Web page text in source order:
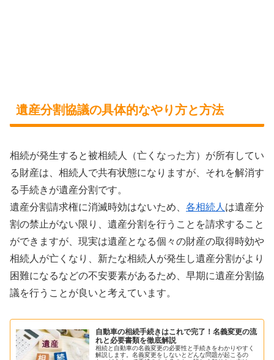
遺産分割協議の具体的なやり方と方法
相続が発生すると被相続人（亡くなった方）が所有してい
る財産は、相続人で共有状態になりますが、それを解消す
る手続きが遺産分割です。
遺産分割請求権に消滅時効はないため、 各相続人 は遺産分
割の禁止がない限り、遺産分割を行うことを請求すること
ができますが、現実は遺産となる個々の財産の取得時効や
相続人が亡くなり、新たな相続人が発生し遺産分割がより
困難になるなどの不安要素があるため、早期に遺産分割協
議を行うことが良いと考えています。
自動車の相続手続きはこれで完了！名義変更の流
れと必要書類を徹底解説
相続と自動車の名義変更の必要性と手続きをわかりやすく
解説します。名義変更をしないとどんな問題が起こるの